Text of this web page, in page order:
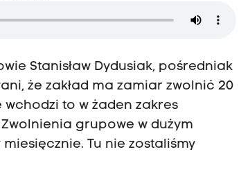
Stanisław Dydusiak, pośredniak
że zakład ma zamiar zwolnić 20
wchodzi to w żaden zakres
grupowe w dużym
Tu nie zostaliśmy